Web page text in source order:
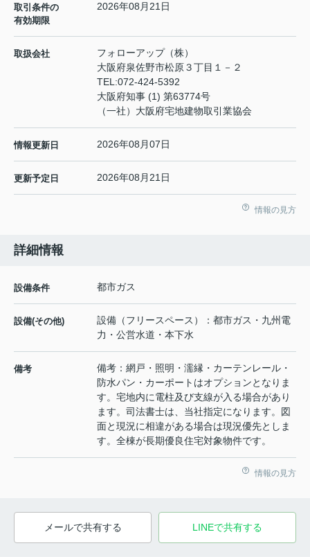
取引条件の
有効期限
2026年08月21日
取扱会社
フォローアップ（株）
大阪府泉佐野市松原３丁目１－２
TEL:072-424-5392
大阪府知事 (1) 第63774号
（一社）大阪府宅地建物取引業協会
情報更新日 2026年08月07日
更新予定日 2026年08月21日
情報の見方
詳細情報
設備条件 都市ガス
設備(その他)
設備（フリースペース）：都市ガス・九州電
力・公営水道・本下水
備考
備考：網戸・照明・濡縁・カーテンレール・
防水パン・カーポートはオプションとなりま
す。宅地内に電柱及び支線が入る場合があり
ます。司法書士は、当社指定になります。図
面と現況に相違がある場合は現況優先としま
す。全棟が長期優良住宅対象物件です。
情報の見方
メールで共有する LINEで共有する